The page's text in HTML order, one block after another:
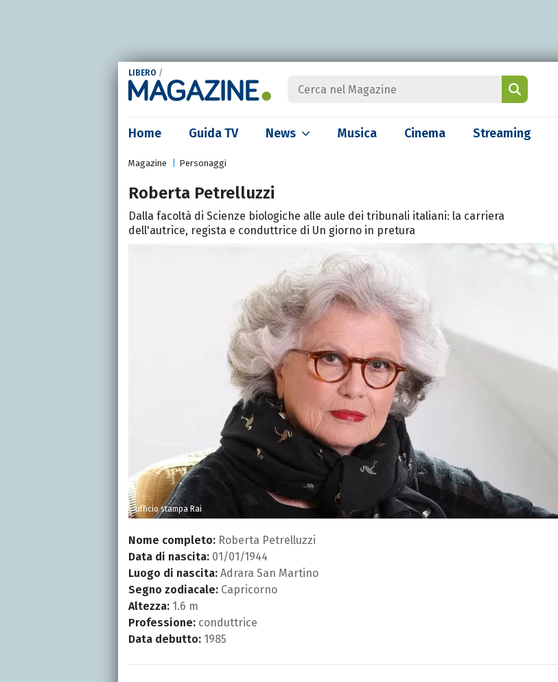
LIBERO /
Home Guida TV News Musica Cinema Streaming
Magazine Personaggi
Roberta Petrelluzzi
Dalla facoltà di Scienze biologiche alle aule dei tribunali italiani: la carriera
dell'autrice, regista e conduttrice di Un giorno in pretura
ufficio stampa Rai
Nome completo: Roberta Petrelluzzi
Data di nascita: 01/01/1944
Luogo di nascita: Adrara San Martino
Segno zodiacale: Capricorno
Altezza: 1.6 m
Professione: conduttrice
Data debutto: 1985